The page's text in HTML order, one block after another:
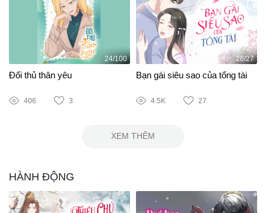
24/100
Đối thủ thân yêu
406 3
26/27
Bạn gái siêu sao của tổng tài
4.5K 27
XEM THÊM
HÀNH ĐỘNG